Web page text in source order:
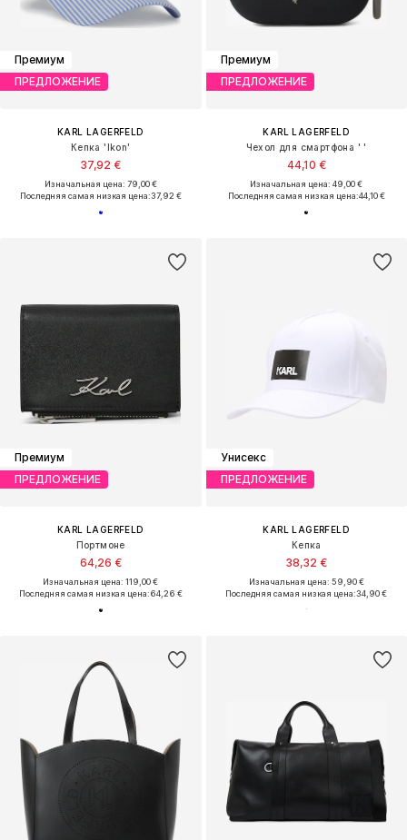
Премиум
ПРЕДЛОЖЕНИЕ
KARL LAGERFELD
Кепка 'Ikon'
37,92 €
Изначальная цена: 79,00 €
Последняя самая низкая цена:37,92 €
Премиум
ПРЕДЛОЖЕНИЕ
KARL LAGERFELD
Чехол для смартфона ' '
44,10 €
Изначальная цена: 49,00 €
Последняя самая низкая цена:44,10 €
Премиум
ПРЕДЛОЖЕНИЕ
KARL LAGERFELD
Портмоне
64,26 €
Изначальная цена: 119,00 €
Последняя самая низкая цена:64,26 €
Унисекс
ПРЕДЛОЖЕНИЕ
KARL LAGERFELD
Кепка
38,32 €
Изначальная цена: 59,90 €
Последняя самая низкая цена:34,90 €